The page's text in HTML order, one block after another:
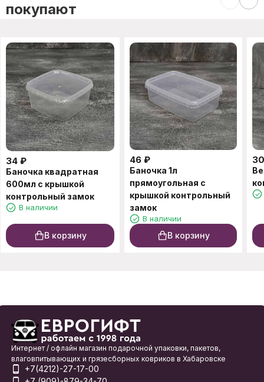
покупают
34 ₽
Баночка квадратная
600мл с крышкой
контрольный замок
В наличии
В корзину
46 ₽
Баночка 1л
прямоугольная с
крышкой контрольный
замок
В наличии
В корзину
30
Интернет / офлайн магазин подарочной упаковки, пакетов,
влаговпитывающих и грязесборных ковриков в Хабаровске
+7(4212)-27-17-00